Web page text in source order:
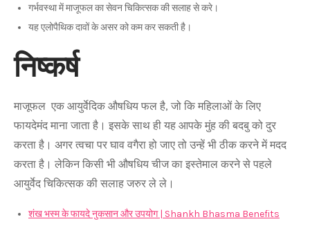
गर्भवस्था में माजूफल का सेवन चिकित्सक की सलाह से करे।
यह एलोपैथिक दावों के असर को कम कर सकती है।
निष्कर्ष
माजूफल एक आयुर्वेदिक औषधिय फल है, जो कि महिलाओं के लिए
फायदेमंद माना जाता है। इसके साथ ही यह आपके मुंह की बदबु को दुर
करता है। अगर त्वचा पर घाव वगैरा हो जाए तो उन्हें भी ठीक करने में मदद
करता है। लेकिन किसी भी औषधिय चीज का इस्तेमाल करने से पहले
आयुर्वेद चिकित्सक की सलाह जरुर ले ले।
शंख भस्म के फायदे नुकसान और उपयोग | Shankh Bhasma Benefits